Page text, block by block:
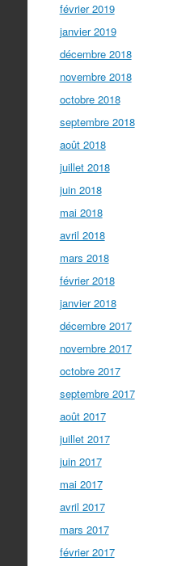
février 2019
janvier 2019
décembre 2018
novembre 2018
octobre 2018
septembre 2018
août 2018
juillet 2018
juin 2018
mai 2018
avril 2018
mars 2018
février 2018
janvier 2018
décembre 2017
novembre 2017
octobre 2017
septembre 2017
août 2017
juillet 2017
juin 2017
mai 2017
avril 2017
mars 2017
février 2017